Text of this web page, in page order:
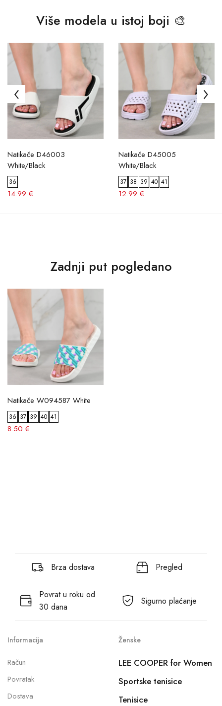
Više modela u istoj boji 🎨
Natikače D46003
White/Black
36
14.99 €
Natikače D45005
White/Black
37 38 39 40 41
12.99 €
Zadnji put pogledano
Natikače W094587 White
36 37 39 40 41
8.50 €
Brza dostava Pregled
Povrat u roku od
30 dana
Sigurno plaćanje
Informacija
Račun
Povratak
Dostava
Ženske
LEE COOPER for Women
Sportske tenisice
Tenisice